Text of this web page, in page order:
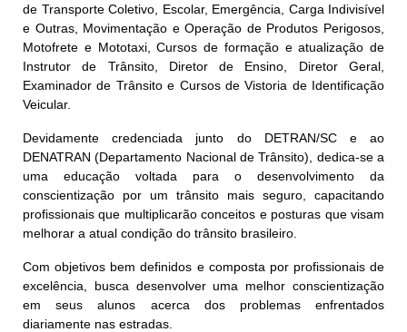
de Transporte Coletivo, Escolar, Emergência, Carga Indivisível
e Outras, Movimentação e Operação de Produtos Perigosos,
Motofrete e Mototaxi, Cursos de formação e atualização de
Instrutor de Trânsito, Diretor de Ensino, Diretor Geral,
Examinador de Trânsito e Cursos de Vistoria de Identificação
Veicular.
Devidamente credenciada junto do DETRAN/SC e ao
DENATRAN (Departamento Nacional de Trânsito), dedica-se a
uma educação voltada para o desenvolvimento da
conscientização por um trânsito mais seguro, capacitando
profissionais que multiplicarão conceitos e posturas que visam
melhorar a atual condição do trânsito brasileiro.
Com objetivos bem definidos e composta por profissionais de
excelência, busca desenvolver uma melhor conscientização
em seus alunos acerca dos problemas enfrentados
diariamente nas estradas.